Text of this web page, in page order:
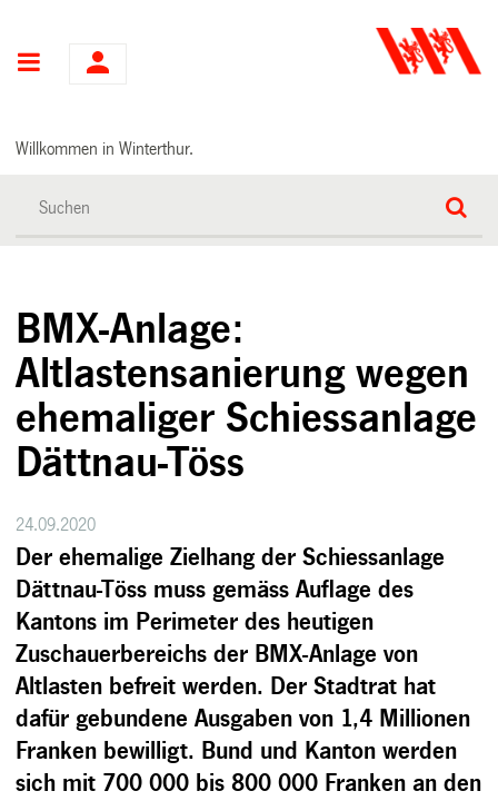
Hauptnavigation
Willkommen in Winterthur.
BMX-Anlage:
Altlastensanierung wegen
ehemaliger Schiessanlage
Dättnau-Töss
24.09.2020
Der ehemalige Zielhang der Schiessanlage
Dättnau-Töss muss gemäss Auflage des
Kantons im Perimeter des heutigen
Zuschauerbereichs der BMX-Anlage von
Altlasten befreit werden. Der Stadtrat hat
dafür gebundene Ausgaben von 1,4 Millionen
Franken bewilligt. Bund und Kanton werden
sich mit 700 000 bis 800 000 Franken an den